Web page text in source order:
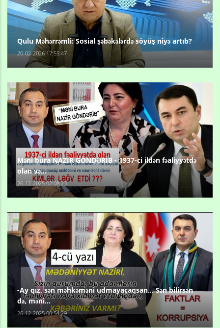
Qulu Məhərrəmli: Sosial şəbəkələrdə söyüş niyə artıb?
20-02-2026 17:55:47
Məni bura NAZİR GÖNDƏRİB - 1937-ci ildən fəaliyyətdə
olan və...
26-12-2025 02:08:23
-Ay qız, sən məhkəməni udmayacaqsan... Sən bilirsən
də, məni...
26-12-2025 00:54:29